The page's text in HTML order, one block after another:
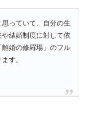
っていて、自分の生
結婚制度に対して依
婚の修羅場」のフル
す。